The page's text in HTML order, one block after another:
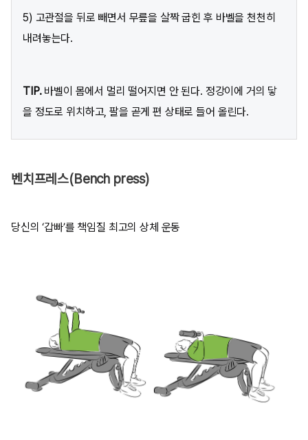
5) 고관절을 뒤로 빼면서 무릎을 살짝 굽힌 후 바벨을 천천히
내려놓는다.
TIP.바벨이 몸에서 멀리 떨어지면 안 된다. 정강이에 거의 닿
을 정도로 위치하고, 팔을 곧게 편 상태로 들어 올린다.
벤치프레스(Bench press)
당신의 ‘갑빠’를 책임질 최고의 상체 운동